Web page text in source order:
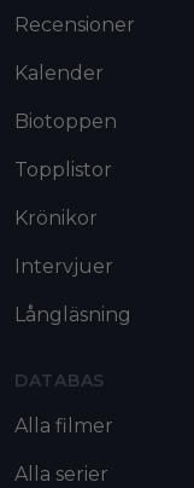
Recensioner
Kalender
Biotoppen
Topplistor
Krönikor
Intervjuer
Långläsning
DATABAS
Alla filmer
Alla serier